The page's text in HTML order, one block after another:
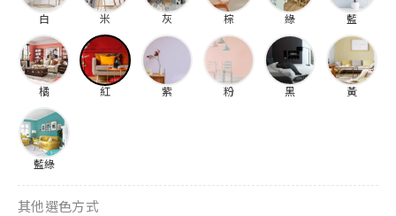
白 米 灰 棕 綠 藍
橘 紅 紫 粉 黑 黃
藍綠
其他選色方式